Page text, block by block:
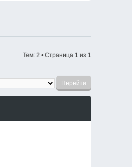
Тем: 2 • Страница 1 из 1